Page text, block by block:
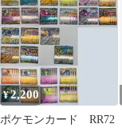
¥2,200
ポケモンカード RR72